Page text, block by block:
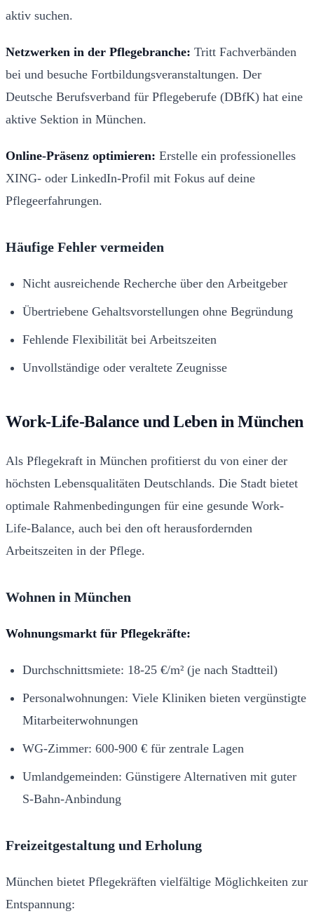
aktiv suchen.
Netzwerken in der Pflegebranche: Tritt Fachverbänden
bei und besuche Fortbildungsveranstaltungen. Der
Deutsche Berufsverband für Pflegeberufe (DBfK) hat eine
aktive Sektion in München.
Online-Präsenz optimieren: Erstelle ein professionelles
XING- oder LinkedIn-Profil mit Fokus auf deine
Pflegeerfahrungen.
Häufige Fehler vermeiden
Nicht ausreichende Recherche über den Arbeitgeber
Übertriebene Gehaltsvorstellungen ohne Begründung
Fehlende Flexibilität bei Arbeitszeiten
Unvollständige oder veraltete Zeugnisse
Work-Life-Balance und Leben in München
Als Pflegekraft in München profitierst du von einer der
höchsten Lebensqualitäten Deutschlands. Die Stadt bietet
optimale Rahmenbedingungen für eine gesunde Work-
Life-Balance, auch bei den oft herausfordernden
Arbeitszeiten in der Pflege.
Wohnen in München
Wohnungsmarkt für Pflegekräfte:
Durchschnittsmiete: 18-25 €/m² (je nach Stadtteil)
Personalwohnungen: Viele Kliniken bieten vergünstigte
Mitarbeiterwohnungen
WG-Zimmer: 600-900 € für zentrale Lagen
Umlandgemeinden: Günstigere Alternativen mit guter
S-Bahn-Anbindung
Freizeitgestaltung und Erholung
München bietet Pflegekräften vielfältige Möglichkeiten zur
Entspannung: